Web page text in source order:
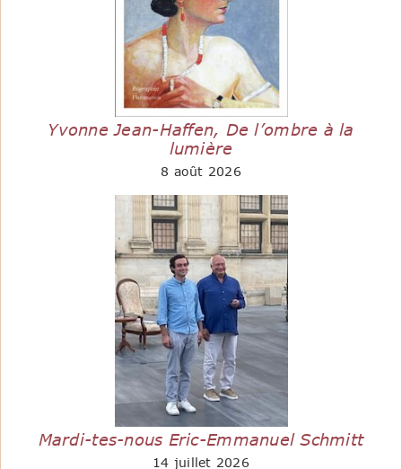
Yvonne Jean-Haffen, De l’ombre à la
lumière
8 août 2026
Mardi-tes-nous Eric-Emmanuel Schmitt
14 juillet 2026